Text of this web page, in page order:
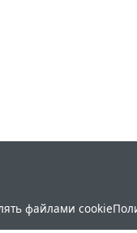
файлами cookie